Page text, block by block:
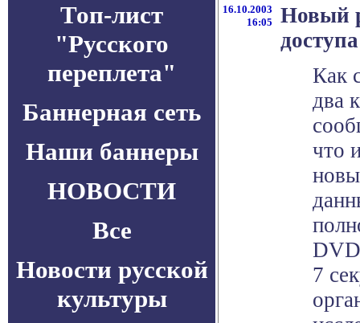
Топ-лист
"Русского
переплета"
Баннерная сеть
Наши баннеры
НОВОСТИ
Все
Новости русской
культуры
16.10.2003
16:05
Новый
Как
два
что
7